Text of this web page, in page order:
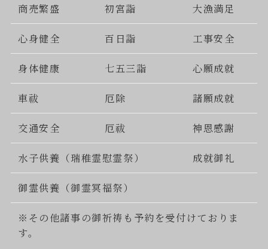
商売繁盛 初宮詣 大漁満足
心身健全 百日詣 工事安全
身体健康 七五三詣 心願成就
車祓 厄除 諸願成就
交通安全 厄祓 神恩感謝
水子供養（瑞稚霊慰霊祭） 成就御礼
御霊供養（御霊冥福祭）
※その他諸事の御祈祷も予約を受付けておりま
す。